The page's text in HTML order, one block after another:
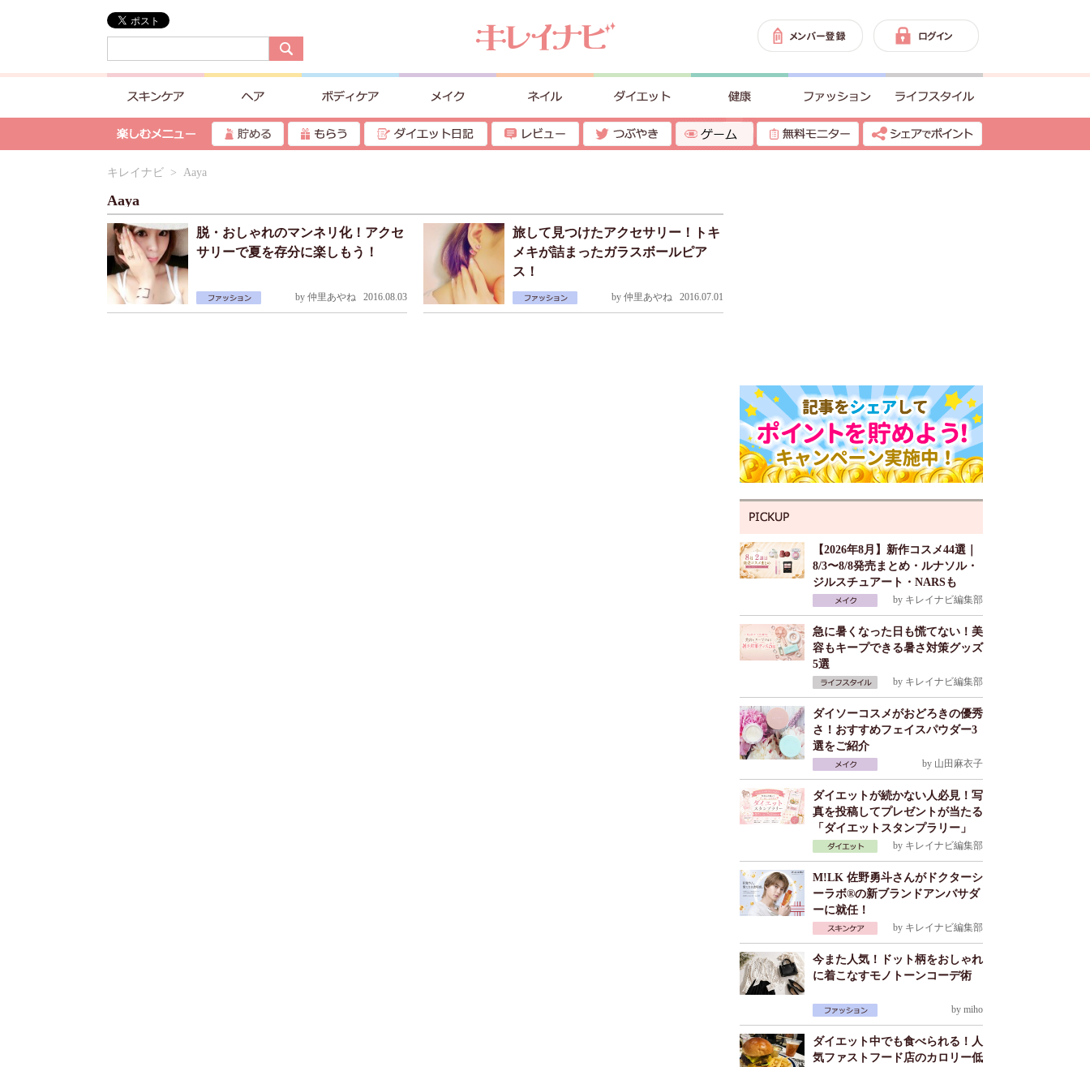
キレイナビ > Aaya
Aaya
脱・おしゃれのマンネリ化！アクセ
サリーで夏を存分に楽しもう！
by 仲里あやね 2016.08.03
旅して見つけたアクセサリー！トキ
メキが詰まったガラスボールピア
ス！
by 仲里あやね 2016.07.01
【2026年8月】新作コスメ44選｜
8/3〜8/8発売まとめ・ルナソル・
ジルスチュアート・NARSも
by キレイナビ編集部
急に暑くなった日も慌てない！美
容もキープできる暑さ対策グッズ
5選
by キレイナビ編集部
ダイソーコスメがおどろきの優秀
さ！おすすめフェイスパウダー3
選をご紹介
by 山田麻衣子
ダイエットが続かない人必見！写
真を投稿してプレゼントが当たる
「ダイエットスタンプラリー」
by キレイナビ編集部
M!LK 佐野勇斗さんがドクターシ
ーラボ®の新ブランドアンバサダ
ーに就任！
by キレイナビ編集部
今また人気！ドット柄をおしゃれ
に着こなすモノトーンコーデ術
by miho
ダイエット中でも食べられる！人
気ファストフード店のカロリー低